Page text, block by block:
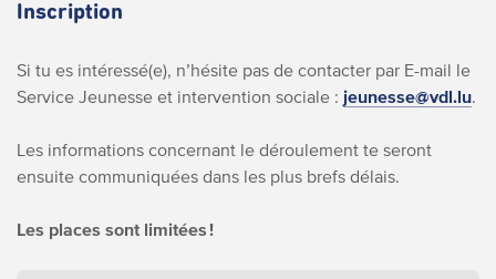
Inscription
Si tu es intéressé(e), n’hésite pas de contacter par E-mail le
Service Jeunesse et intervention sociale : jeunesse@vdl.lu.
Les informations concernant le déroulement te seront
ensuite communiquées dans les plus brefs délais.
Les places sont limitées !